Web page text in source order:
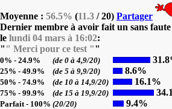
Moyenne : 56.5% (11.3 / 20) Partager
Dernier membre à avoir fait un sans
le lundi 04 mars à 16:02:
" " Merci pour ce test ""
0% - 24.9% (de 0 à 4,9/20)
25% - 49.9% (de 5 à 9,9/20) 8.6%
50% - 74.9% (de 10 à 14,9/20) 16.1%
75% - 99.9% (de 15 à 19,9/20)
Parfait - 100% (20/20) 9.4%